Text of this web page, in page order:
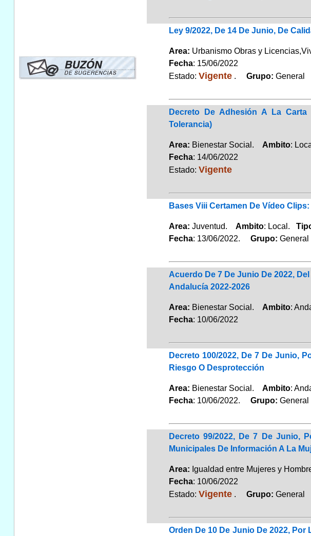
Ley 9/2022, De 14 De Junio, De
Area: Urbanismo Obras y
Fecha: 15/06/2022
Estado: Vigente. Grupo: General
Decreto De Adhesión A La
Tolerancia)
Area: Bienestar Social. Ambito:
Fecha: 14/06/2022
Estado: Vigente
Bases Viii Certamen De Vídeo
Area: Juventud. Ambito: Local.
Fecha: 13/06/2022. Grupo: General
Acuerdo De 7 De Junio De 2022,
Andalucía 2022-2026
Area: Bienestar Social. Ambito:
Fecha: 10/06/2022
Decreto 100/2022, De 7 De Junio,
Riesgo O Desprotección
Area: Bienestar Social. Ambito:
Fecha: 10/06/2022. Grupo: General
Decreto 99/2022, De 7 De Junio,
Municipales De Información A La
Area: Igualdad entre Mujeres y
Fecha: 10/06/2022
Estado: Vigente. Grupo: General
Orden De 10 De Junio De 2022,